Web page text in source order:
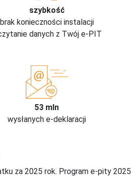
szybkość
brak konieczności instalacji
danych z Twój e-PIT
53 mln
wysłanych e-deklaracji
za 2025 rok. Program e-pity 2025